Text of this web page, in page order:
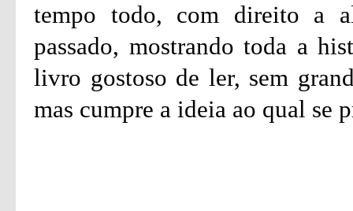
tempo todo, com direito a
passado, mostrando toda a
livro gostoso de ler, sem
mas cumpre a ideia ao qual se